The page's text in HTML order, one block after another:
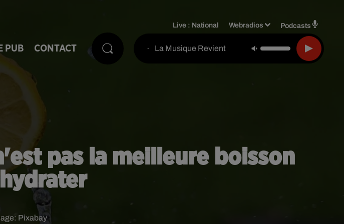
PUB CONTACT
Live : National Webradios Podcasts
- La Musique Revient
pas la meilleure boisson
Pixabay